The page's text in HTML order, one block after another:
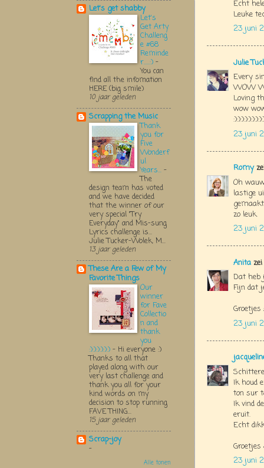
Echt
Leuke
23 juni
Julie
Every
WOW
Loving
wow
23 juni
Romy
Oh
lastige
zo leuk.
23 juni
Anita zei
Dat heb
Fijn dat
Groetjes
23 juni
Ik houd
ton sur
Ik vind
eruit.
Echt
Groetjes
23 juni
Let's get shabby
Let's
Get Arty
Challeng
e #68
Reminde
r.....:) -
You can
find all the infomation
HERE (big smile)
10 jaar geleden
Scrapping the Music
Thank
you for
Five
Wonderf
ul
Years... -
The
design team has voted
and we have decided
that the winner of our
very special "Try
Everyday" and Mis-sung
Lyrics challenge is...
Julie Tucker-Wolek, M...
13 jaar geleden
These Are a Few of My
Favorite Things
Our
winner
for Fave
Collectio
n and
thank
you
:):):):):):) - Hi everyone :)
Thanks to all that
played along with our
very last challenge and
thank you all for your
kind words on my
decision to stop running
FAVE THING...
15 jaar geleden
Scrap-joy
-
Alle tonen